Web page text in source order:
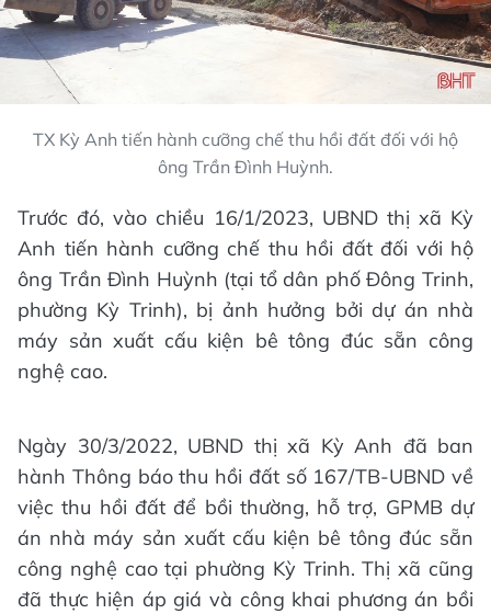
TX Kỳ Anh tiến hành cưỡng chế thu hồi đất đối với hộ
ông Trần Đình Huỳnh.
Trước đó, vào chiều 16/1/2023, UBND thị xã Kỳ
Anh tiến hành cưỡng chế thu hồi đất đối với hộ
ông Trần Đình Huỳnh (tại tổ dân phố Đông Trinh,
phường Kỳ Trinh), bị ảnh hưởng bởi dự án nhà
máy sản xuất cấu kiện bê tông đúc sẵn công
nghệ cao.
Ngày 30/3/2022, UBND thị xã Kỳ Anh đã ban
hành Thông báo thu hồi đất số 167/TB-UBND về
việc thu hồi đất để bồi thường, hỗ trợ, GPMB dự
án nhà máy sản xuất cấu kiện bê tông đúc sẵn
công nghệ cao tại phường Kỳ Trinh. Thị xã cũng
đã thực hiện áp giá và công khai phương án bồi